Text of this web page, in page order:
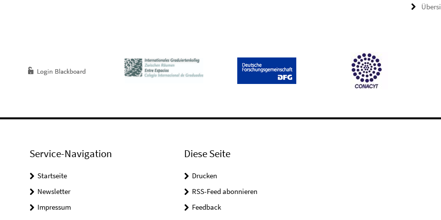
Service-Navigation
Startseite
Newsletter
Impressum
Diese Seite
Drucken
RSS-Feed abonnieren
Feedback